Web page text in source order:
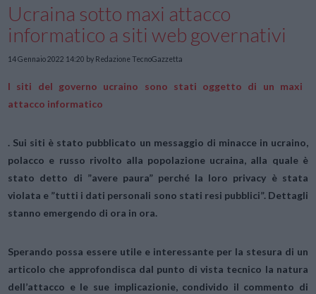
Ucraina sotto maxi attacco
informatico a siti web governativi
14 Gennaio 2022 14:20 by Redazione TecnoGazzetta
I siti del governo ucraino sono stati oggetto di un maxi
attacco informatico
. Sui siti è stato pubblicato un messaggio di minacce in ucraino,
polacco e russo rivolto alla popolazione ucraina, alla quale è
stato detto di ”avere paura” perché la loro privacy è stata
violata e ”tutti i dati personali sono stati resi pubblici”. Dettagli
stanno emergendo di ora in ora.
Sperando possa essere utile e interessante per la stesura di un
articolo che approfondisca dal punto di vista tecnico la natura
dell’attacco e le sue implicazionie, condivido il commento di